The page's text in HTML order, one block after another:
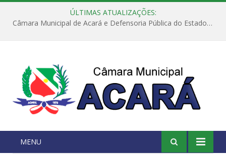
ÚLTIMAS ATUALIZAÇÕES:
Câmara Municipal de Acará e Defensoria Pública do Estado, promovem Ação Balcão de Direitos
MENU